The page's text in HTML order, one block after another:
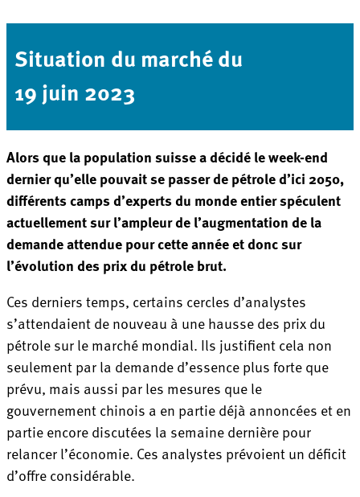
Situation du marché du
19 juin 2023
Alors que la population suisse a décidé le week-end
dernier qu’elle pouvait se passer de pétrole d’ici 2050,
différents camps d’experts du monde entier spéculent
actuellement sur l’ampleur de l’augmentation de la
demande attendue pour cette année et donc sur
l’évolution des prix du pétrole brut.
Ces derniers temps, certains cercles d’analystes
s’attendaient de nouveau à une hausse des prix du
pétrole sur le marché mondial. Ils justifient cela non
seulement par la demande d’essence plus forte que
prévu, mais aussi par les mesures que le
gouvernement chinois a en partie déjà annoncées et en
partie encore discutées la semaine dernière pour
relancer l’économie. Ces analystes prévoient un déficit
d’offre considérable.